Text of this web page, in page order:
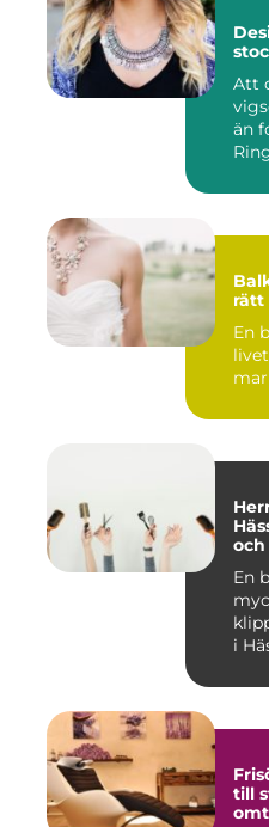
Att
än
rätt
En
En
i
till